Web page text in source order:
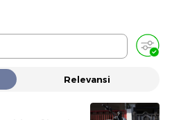
Relevansi